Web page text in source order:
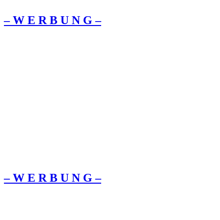
– W Ε R Β U Ν G –
– W Ε R Β U Ν G –